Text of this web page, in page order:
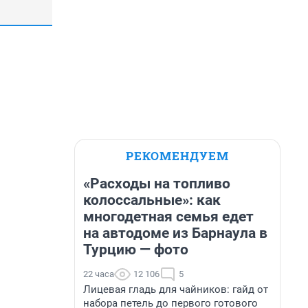
РЕКОМЕНДУЕМ
«Расходы на топливо
колоссальные»: как
многодетная семья едет
на автодоме из Барнаула в
Турцию — фото
22 часа 12 106 5
Лицевая гладь для чайников: гайд от
набора петель до первого готового